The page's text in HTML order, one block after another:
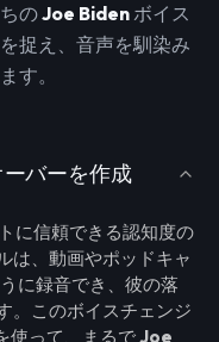
のJoe Bidenボイス
捉え、音声を馴染み
す。
ーバーを作成
に信頼できる認知度の
は、動画やポッドキャ
に録音でき、彼の落
。このボイスチェンジ
使って、まるでJoe